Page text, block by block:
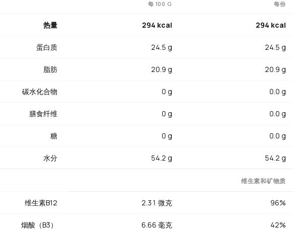
推荐摄入量的27%）和钾310mg（占每日推荐摄入量的9%）维护骨骼和肌肉功能。核黄
，适合秋冬进补，与当归、黄芪同炖有温补气血的传统食疗价值。牧场放养的羊肉欧米
远流长：铜锅涮羊肉是北京冬天的仪式感，薄如蝉翼的羊肉片在滚汤中一涮即食，蘸上芝
原汁原味。羊肉萝卜汤是秋冬滋补名品，羊杂汤则是山西和内蒙古的地道早餐。葱爆羊肉
家常菜中的经典之作。
每 100 G 每份
热量 294 kcal 294 kcal
蛋白质 24.5 g 24.5 g
脂肪 20.9 g 20.9 g
碳水化合物 0 g 0.0 g
膳食纤维 0 g 0.0 g
糖 0 g 0.0 g
水分 54.2 g 54.2 g
维生素和矿物质
维生素B12 2.31 微克 96%
烟酸（B3） 6.66 毫克 42%